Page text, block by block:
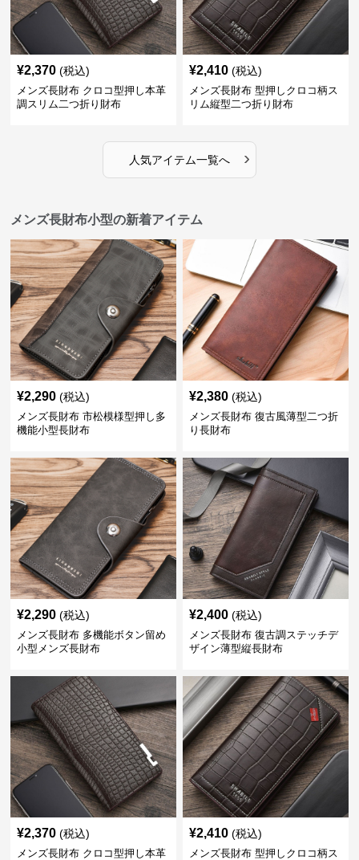
¥2,370 (税込)
メンズ長財布 クロコ型押し本革
調スリム二つ折り財布
¥2,410 (税込)
メンズ長財布 型押しクロコ柄ス
リム縦型二つ折り財布
人気アイテム一覧へ ›
メンズ長財布小型の新着アイテム
¥2,290 (税込)
メンズ長財布 市松模様型押し多
機能小型長財布
¥2,380 (税込)
メンズ長財布 復古風薄型二つ折
り長財布
¥2,290 (税込)
メンズ長財布 多機能ボタン留め
小型メンズ長財布
¥2,400 (税込)
メンズ長財布 復古調ステッチデ
ザイン薄型縦長財布
¥2,370 (税込)
メンズ長財布 クロコ型押し本革
¥2,410 (税込)
メンズ長財布 型押しクロコ柄ス